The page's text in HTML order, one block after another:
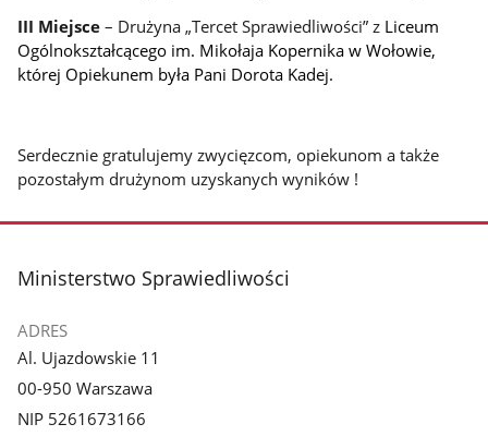
III Miejsce – Drużyna „Tercet Sprawiedliwości” z Liceum
Ogólnokształcącego im. Mikołaja Kopernika w Wołowie,
której Opiekunem była Pani Dorota Kadej.
Serdecznie gratulujemy zwycięzcom, opiekunom a także
pozostałym drużynom uzyskanych wyników !
stopka
Ministerstwo Sprawiedliwości
ADRES
Al. Ujazdowskie 11
00-950 Warszawa
NIP 5261673166